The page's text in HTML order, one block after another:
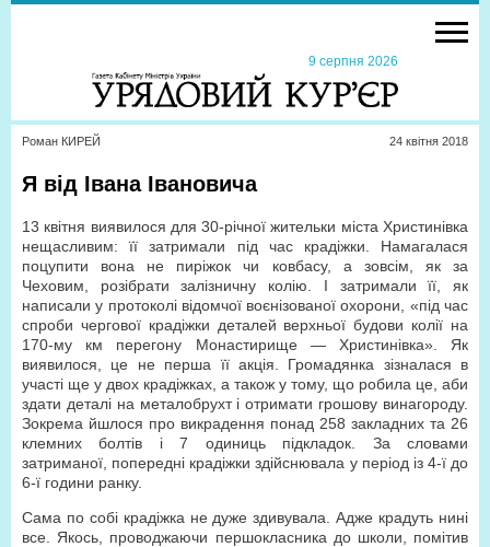
9 серпня 2026
Роман КИРЕЙ 24 квiтня 2018
Я від Івана Івановича
13 квітня виявилося для 30-річної жительки міста Христинівка
нещасливим: її затримали під час крадіжки. Намагалася
поцупити вона не пиріжок чи ковбасу, а зовсім, як за
Чеховим, розібрати залізничну колію. І затримали її, як
написали у протоколі відомчої воєнізованої охорони, «під час
спроби чергової крадіжки деталей верхньої будови колії на
170-му км перегону Монастирище — Христинівка». Як
виявилося, це не перша її акція. Громадянка зізналася в
участі ще у двох крадіжках, а також у тому, що робила це, аби
здати деталі на металобрухт і отримати грошову винагороду.
Зокрема йшлося про викрадення понад 258 закладних та 26
клемних болтів і 7 одиниць підкладок. За словами
затриманої, попередні крадіжки здійснювала у період із 4-ї до
6-ї години ранку.
Сама по собі крадіжка не дуже здивувала. Адже крадуть нині
все. Якось, проводжаючи першокласника до школи, помітив